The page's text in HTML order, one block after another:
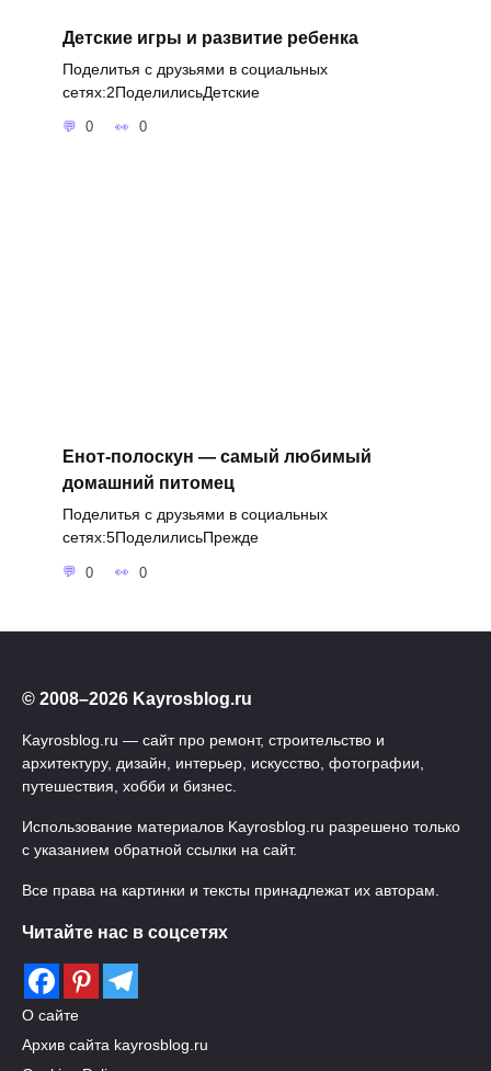
Детские игры и развитие ребенка
Поделитья с друзьями в социальных
сетях:2ПоделилисьДетские
0 0
Енот-полоскун — самый любимый
домашний питомец
Поделитья с друзьями в социальных
сетях:5ПоделилисьПрежде
0 0
© 2008–2026 Kayrosblog.ru
Kayrosblog.ru — сайт про ремонт, строительство и
архитектуру, дизайн, интерьер, искусство, фотографии,
путешествия, хобби и бизнес.
Использование материалов Kayrosblog.ru разрешено только
с указанием обратной ссылки на сайт.
Все права на картинки и тексты принадлежат их авторам.
Читайте нас в соцсетях
О сайте
Архив сайта kayrosblog.ru